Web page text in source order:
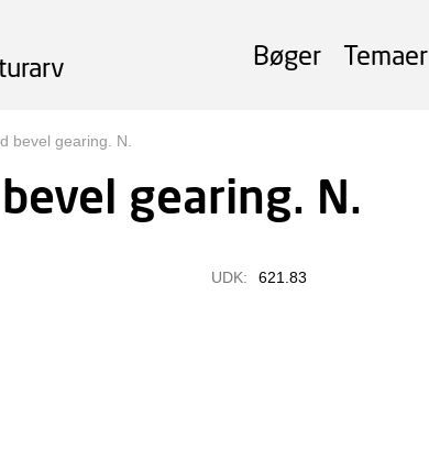
Bøger Temaer
bevel gearing. N.
gearing. N.
UDK: 621.83